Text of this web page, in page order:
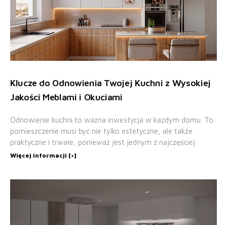
Klucze do Odnowienia Twojej Kuchni z Wysokiej
Jakości Meblami i Okuciami
Odnowienie kuchni to ważna inwestycja w każdym domu. To
pomieszczenie musi być nie tylko estetyczne, ale także
praktyczne i trwałe, ponieważ jest jednym z najczęściej
Więcej informacji [+]